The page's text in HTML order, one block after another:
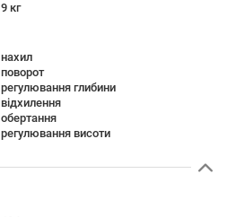
9 кг
нахил
поворот
регулювання глибини
відхилення
обертання
регулювання висоти